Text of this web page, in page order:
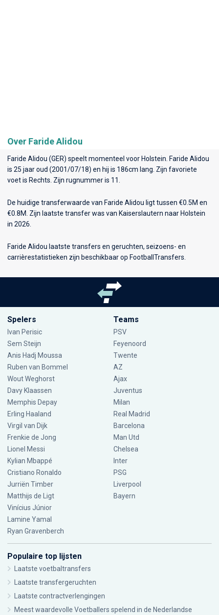
Over Faride Alidou
Faride Alidou (GER) speelt momenteel voor Holstein . Faride Alidou
is 25 jaar oud (2001/07/18) en hij is 186cm lang. Zijn favoriete
voet is Rechts. Zijn rugnummer is 11.
De huidige transferwaarde van Faride Alidou ligt tussen €0.5M en
€0.8M. Zijn laatste transfer was van Kaiserslautern naar Holstein
in 2026.
Faride Alidou laatste transfers en geruchten, seizoens- en
carrièrestatistieken zijn beschikbaar op FootballTransfers.
Spelers
Ivan Perisic
Sem Steijn
Anis Hadj Moussa
Ruben van Bommel
Wout Weghorst
Davy Klaassen
Memphis Depay
Erling Haaland
Virgil van Dijk
Frenkie de Jong
Lionel Messi
Kylian Mbappé
Cristiano Ronaldo
Jurriën Timber
Matthijs de Ligt
Vinícius Júnior
Lamine Yamal
Ryan Gravenberch
Teams
PSV
Feyenoord
Twente
AZ
Ajax
Juventus
Milan
Real Madrid
Barcelona
Man Utd
Chelsea
Inter
PSG
Liverpool
Bayern
Populaire top lijsten
Laatste voetbaltransfers
Laatste transfergeruchten
Laatste contractverlengingen
Meest waardevolle Voetballers spelend in de Nederlandse